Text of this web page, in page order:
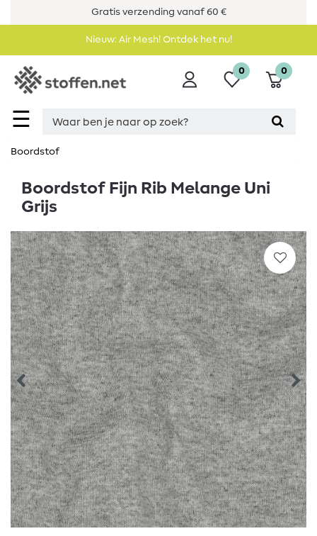
Gratis verzending vanaf 60 €
Nieuw: Air Mesh! Ontdek het nu!
☰
0 0
Boordstof
Boordstof Fijn Rib Melange Uni
Grijs